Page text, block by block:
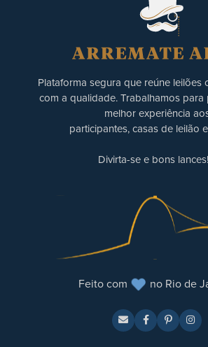
Plataforma segura que reúne leilões
com a qualidade. Trabalhamos
melhor experiência
participantes, casas de leilão
Divirta-se e bons
Feito com no Rio de